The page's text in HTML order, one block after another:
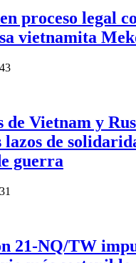
proceso legal
vietnamita
de Vietnam y
de
guerra
21-NQ/TW